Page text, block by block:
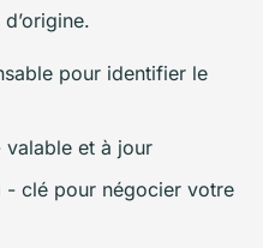
pour identifier le
valable et à jour
- clé pour négocier votre